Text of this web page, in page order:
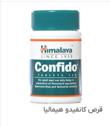
قرص کانفیدو هیمالیا